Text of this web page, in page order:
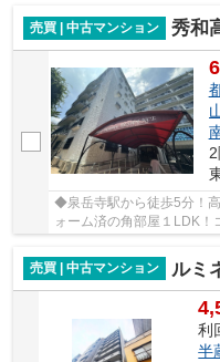
売買 | 中古マンション
秀和
◆泉岳寺駅から徒歩5分！
ォーム済の角部屋１LDK！
売買 | 中古マンション ルミ
利
半